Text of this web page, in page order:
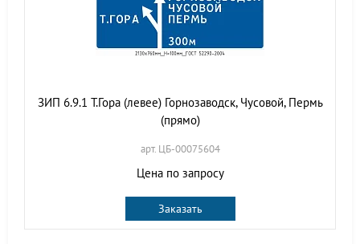
ЗИП 6.9.1 Т.Гора (левее) Горнозаводск, Чусовой, Пермь
(прямо)
арт. ЦБ-00075604
Цена по запросу
Заказать